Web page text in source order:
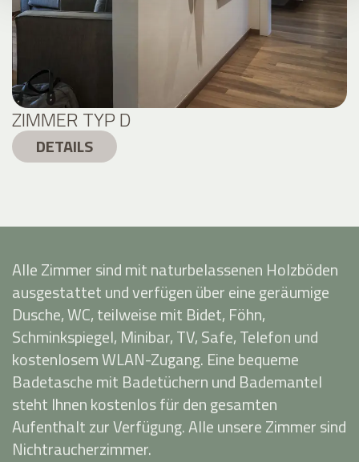
ZIMMER TYP D
DETAILS
Alle Zimmer sind mit naturbelassenen Holzböden
ausgestattet und verfügen über eine geräumige
Dusche, WC, teilweise mit Bidet, Föhn,
Schminkspiegel, Minibar, TV, Safe, Telefon und
kostenlosem WLAN-Zugang. Eine bequeme
Badetasche mit Badetüchern und Bademantel
steht Ihnen kostenlos für den gesamten
Aufenthalt zur Verfügung. Alle unsere Zimmer sind
Nichtraucherzimmer.